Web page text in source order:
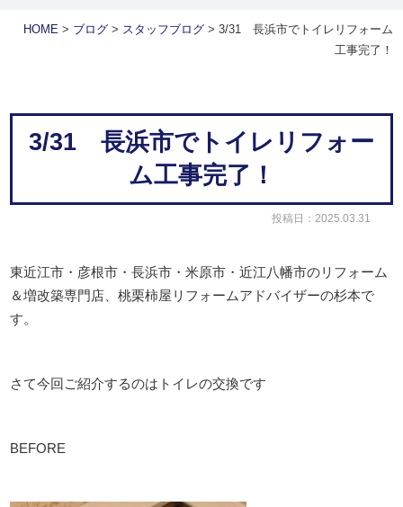
HOME> ブログ> スタッフブログ> 3/31 長浜市でトイレリフォーム
工事完了！
3/31 長浜市でトイレリフォー
ム工事完了！
投稿日：2025.03.31
東近江市・彦根市・長浜市・米原市・近江八幡市のリフォーム
＆増改築専門店、桃栗柿屋リフォームアドバイザーの杉本で
す。
さて今回ご紹介するのはトイレの交換です
BEFORE